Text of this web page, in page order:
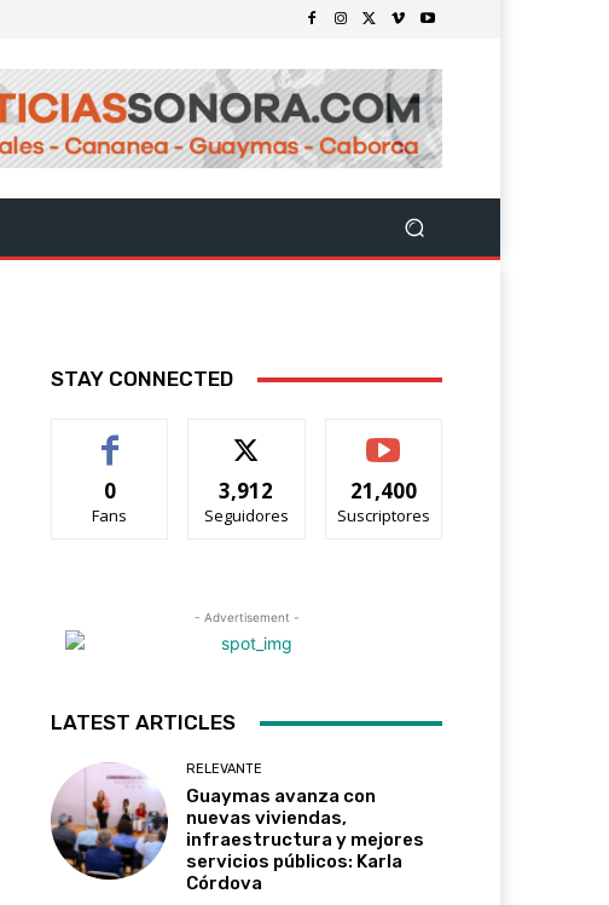
STAY CONNECTED
0
Fans
3,912
Seguidores
21,400
Suscriptores
- Advertisement -
LATEST ARTICLES
RELEVANTE
Guaymas avanza con
nuevas viviendas,
infraestructura y mejores
servicios públicos: Karla
Córdova